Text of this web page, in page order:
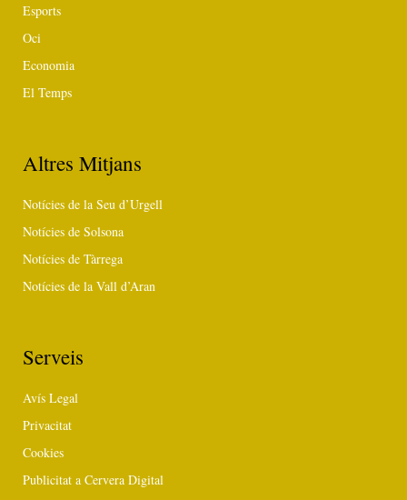
Esports
Oci
Economia
El Temps
Altres Mitjans
Notícies de la Seu d’Urgell
Notícies de Solsona
Notícies de Tàrrega
Notícies de la Vall d’Aran
Serveis
Avís Legal
Privacitat
Cookies
Publicitat a Cervera Digital